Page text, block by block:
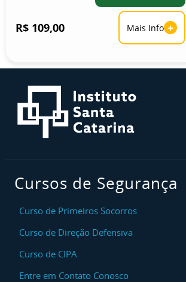
R$ 109,00 Mais Info +
Cursos de Segurança
Curso de Primeiros Socorros
Curso de Direção Defensiva
Curso de CIPA
Entre em Contato Conosco